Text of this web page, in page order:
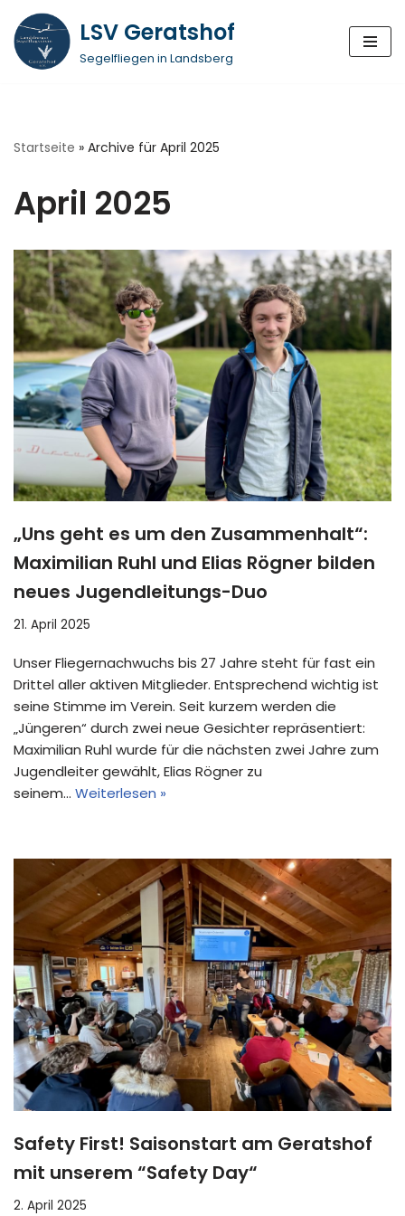
Zum
Inhalt
LSV Geratshof
Segelfliegen in Landsberg
Startseite » Archive für April 2025
April 2025
„Uns geht es um den Zusammenhalt“:
Maximilian Ruhl und Elias Rögner bilden
neues Jugendleitungs-Duo
21. April 2025
Unser Fliegernachwuchs bis 27 Jahre steht für fast ein
Drittel aller aktiven Mitglieder. Entsprechend wichtig ist
seine Stimme im Verein. Seit kurzem werden die
„Jüngeren“ durch zwei neue Gesichter repräsentiert:
Maximilian Ruhl wurde für die nächsten zwei Jahre zum
Jugendleiter gewählt, Elias Rögner zu
seinem… Weiterlesen »
Safety First! Saisonstart am Geratshof
mit unserem “Safety Day“
2. April 2025